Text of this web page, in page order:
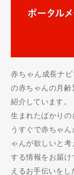
赤ちゃん成長ナ
の赤ちゃんの月
紹介しています。
生まれたばかり
うすぐで赤ちゃ
ゃんが欲しいと
する情報をお届
えるお手伝いをし